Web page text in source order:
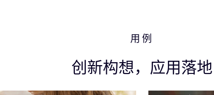
用例
创新构想，应用落地